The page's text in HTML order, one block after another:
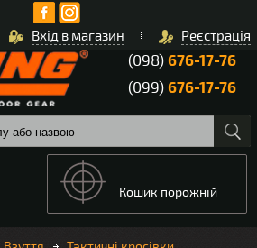
Вхід в магазин Реєстрація
(098)676-17-76
(099)676-17-76
Кошик порожній